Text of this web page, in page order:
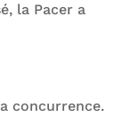
la Pacer a
concurrence.